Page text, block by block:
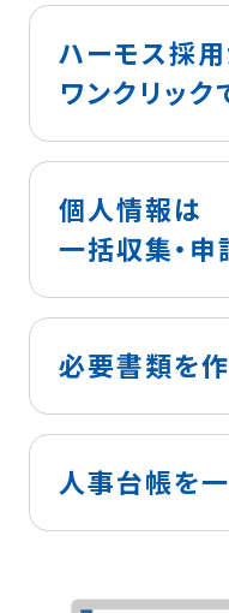
ハーモス採
ワンクリック
個人情報は
一括収集・申
必要書類を
人事台帳を